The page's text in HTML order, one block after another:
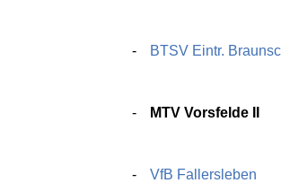
BTSV Eintr.
MTV Vorsfelde II
VfB Fallersleben